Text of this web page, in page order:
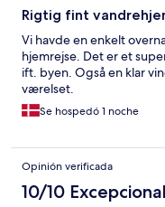
Rigtig fint
Vi havde en enkelt
hjemrejse. Det er et
ift. byen. Også en klar
værelset.
Se hospedó 1 noche
Opinión verificada
10/10 Excepcional